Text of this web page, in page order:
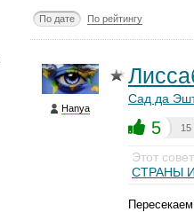
По дате По рейтингу
Hanya
Сад да
5 15
Этот
СТРАНЫ